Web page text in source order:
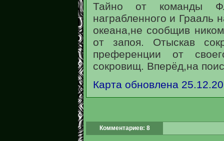
Тайно от команды
награбленного и Грааль
океана,не сообщив
от запоя. Отыскав
преференции от
сокровищ. Вперёд,на
Карта обновлена
Комментариев: 8